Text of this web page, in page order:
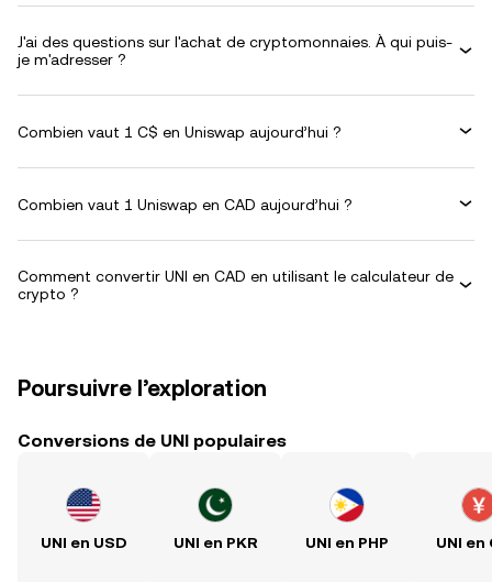
J'ai des questions sur l'achat de cryptomonnaies. À qui puis-
je m'adresser ?
Combien vaut 1 C$ en Uniswap aujourd’hui ?
Combien vaut 1 Uniswap en CAD aujourd’hui ?
Comment convertir UNI en CAD en utilisant le calculateur de
crypto ?
Poursuivre l’exploration
Conversions de UNI populaires
UNI en USD UNI en PKR UNI en PHP UNI en